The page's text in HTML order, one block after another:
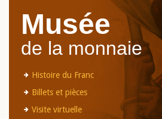
Musée
de la monnaie
Histoire du Franc
Billets et pièces
Visite virtuelle